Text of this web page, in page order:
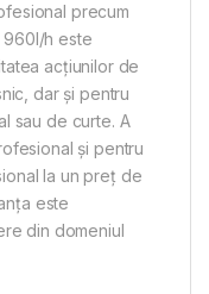
precum
960l/h este
acțiunilor de
dar și pentru
sau de curte. A
și pentru
la un preț de
este
din domeniul